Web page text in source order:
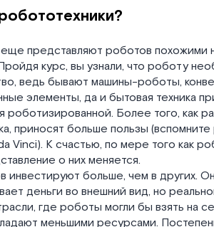
представляют роботов похожими
курс, вы узнали, что роботу
ведь бывают машины-роботы,
элементы, да и бытовая техника
роботизированной. Более того, как
приносят больше пользы
Vinci). К счастью, по мере того как
о них меняется.
инвестируют больше, чем в других.
деньги во внешний вид, но
где роботы могли бы взять на
меньшими ресурсами.